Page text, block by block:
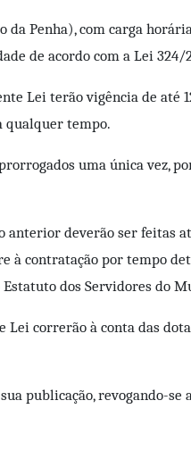
da Penha), com carga
de acordo com a Lei 324/
Lei terão vigência de
qualquer tempo.
uma única vez,
anterior deverão ser
à contratação por tempo
dos Servidores do
Lei correrão à conta das
publicação, revogando-se